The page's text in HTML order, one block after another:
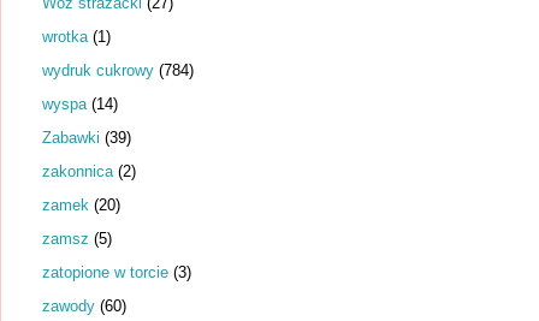
wrotka (1)
wydruk cukrowy (784)
wyspa (14)
Zabawki (39)
zakonnica (2)
zamek (20)
zamsz (5)
zatopione w torcie (3)
zawody (60)